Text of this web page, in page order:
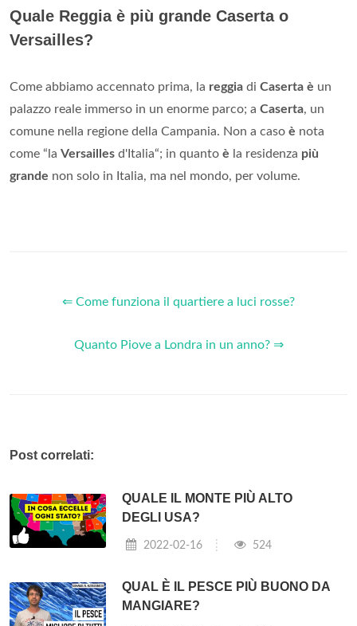
Quale Reggia è più grande Caserta o
Versailles?
Come abbiamo accennato prima, la reggia di Caserta è un
palazzo reale immerso in un enorme parco; a Caserta, un
comune nella regione della Campania. Non a caso è nota
come “la Versailles d'Italia“; in quanto è la residenza più
grande non solo in Italia, ma nel mondo, per volume.
⇐ Come funziona il quartiere a luci rosse?
Quanto Piove a Londra in un anno? ⇒
Post correlati:
QUALE IL MONTE PIÙ ALTO
DEGLI USA?
2022-02-16 524
QUAL È IL PESCE PIÙ BUONO DA
MANGIARE?